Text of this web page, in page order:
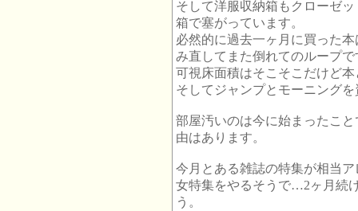
そして洋服収納箱もクローゼ
箱で塞がっています。
必然的に過去一ヶ月に買った
み直してまた倒れてのループで
可視床面積はそこそこだけど
そしてジャンプとモーニング
部屋汚いのは今に始まったこ
由はあります。
今月とある雑誌の特集が相当
女特集をやるそうで…2ヶ月続
う。